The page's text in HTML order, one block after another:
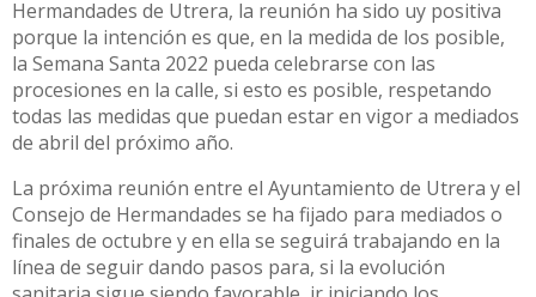
Hermandades de Utrera, la reunión ha sido uy positiva
porque la intención es que, en la medida de los posible,
la Semana Santa 2022 pueda celebrarse con las
procesiones en la calle, si esto es posible, respetando
todas las medidas que puedan estar en vigor a mediados
de abril del próximo año.
La próxima reunión entre el Ayuntamiento de Utrera y el
Consejo de Hermandades se ha fijado para mediados o
finales de octubre y en ella se seguirá trabajando en la
línea de seguir dando pasos para, si la evolución